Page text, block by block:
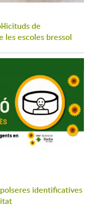
de
les escoles bressol
identificatives